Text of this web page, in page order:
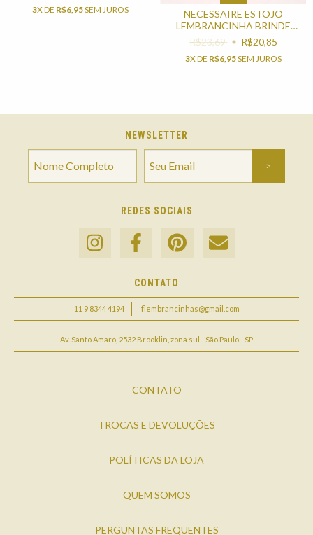
3X DE R$6,95SEM JUROS
NECESSAIRE ESTOJO
LEMBRANCINHA BRINDE
PARA FESTA E EVENTO
R$23,69 R$20,85
3X DE R$6,95SEM JUROS
NEWSLETTER
REDES SOCIAIS
CONTATO
11 9 8344 4194 flembrancinhas@gmail.com
Av. Santo Amaro, 2532 Brooklin, zona sul - São Paulo - SP
CONTATO
TROCAS E DEVOLUÇÕES
POLÍTICAS DA LOJA
QUEM SOMOS
PERGUNTAS FREQUENTES